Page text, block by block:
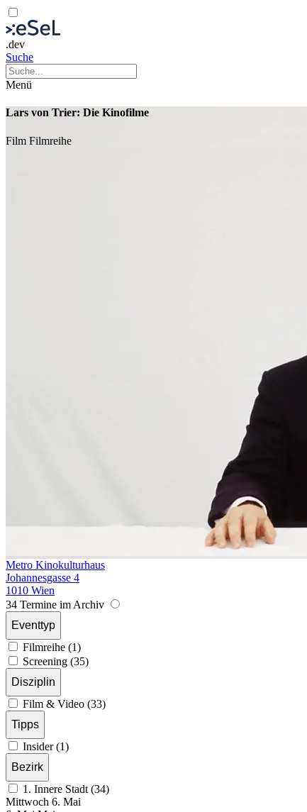
.dev
Suche
Menü
Lars von Trier: Die Kinofilme
Film Filmreihe
Metro Kinokulturhaus
Johannesgasse 4
1010 Wien
34 Termine im Archiv
Eventtyp
Filmreihe (1)
Screening (35)
Disziplin
Film & Video (33)
Tipps
Insider (1)
Bezirk
1. Innere Stadt (34)
Mittwoch 6. Mai